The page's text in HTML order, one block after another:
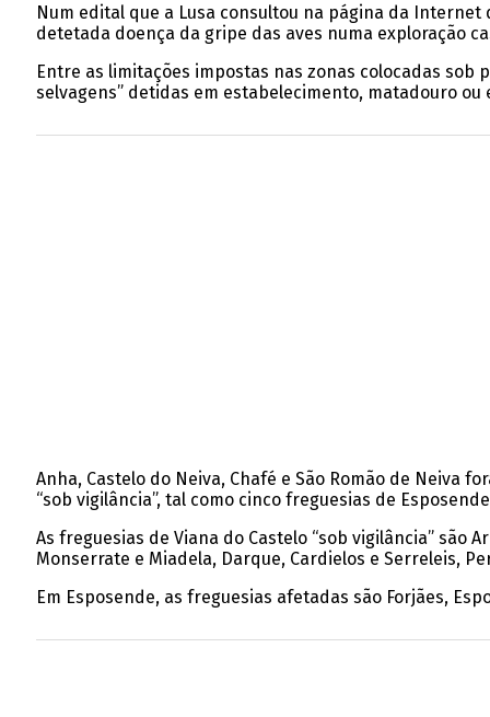
Num edital que a Lusa consultou na página da Internet
detetada doença da gripe das aves numa exploração
Entre as limitações impostas nas zonas colocadas sob
selvagens” detidas em estabelecimento, matadouro
Anha, Castelo do Neiva, Chafé e São Romão de Neiva
“sob vigilância”, tal como cinco freguesias de
As freguesias de Viana do Castelo “sob vigilância” são
Monserrate e Miadela, Darque, Cardielos e Serreleis,
Em Esposende, as freguesias afetadas são Forjães,